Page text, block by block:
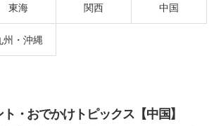
東海 関西 中国
州・沖縄
・おでかけトピックス【中国】